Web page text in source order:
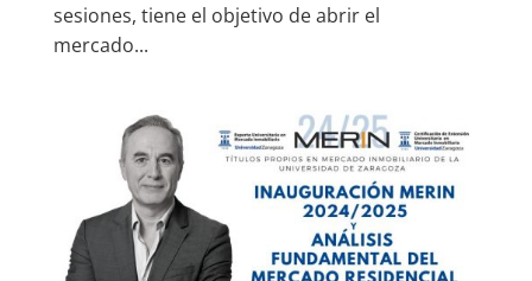
sesiones, tiene el objetivo de abrir el
mercado...